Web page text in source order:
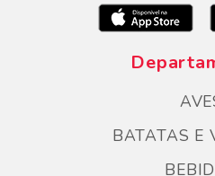
BATATAS E